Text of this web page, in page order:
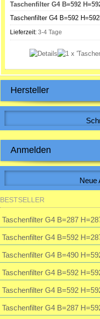
Taschenfilter G4 B=592
Taschenfilter G4 B=592
Lieferzeit: 3-4 Tage
Hersteller
Anmelden
E-Mail-Adresse:
Passwort:
Passwort vergessen?
Neue
Muffe f. Erdwärmetauscherrohr inkl.
BESTSELLER
Taschenfilter G4 B=287
Taschenfilter G4 B=592
Taschenfilter G4 B=490
Taschenfilter G4 B=592
Taschenfilter G4 B=592
Taschenfilter G4 B=287